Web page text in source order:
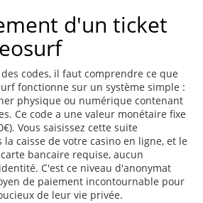
d'un ticket
codes, il faut comprendre ce que
fonctionne sur un système simple :
physique ou numérique contenant
Ce code a une valeur monétaire fixe
Vous saisissez cette suite
caisse de votre casino en ligne, et le
bancaire requise, aucun
C'est ce niveau d'anonymat
de paiement incontournable pour
de leur vie privée.